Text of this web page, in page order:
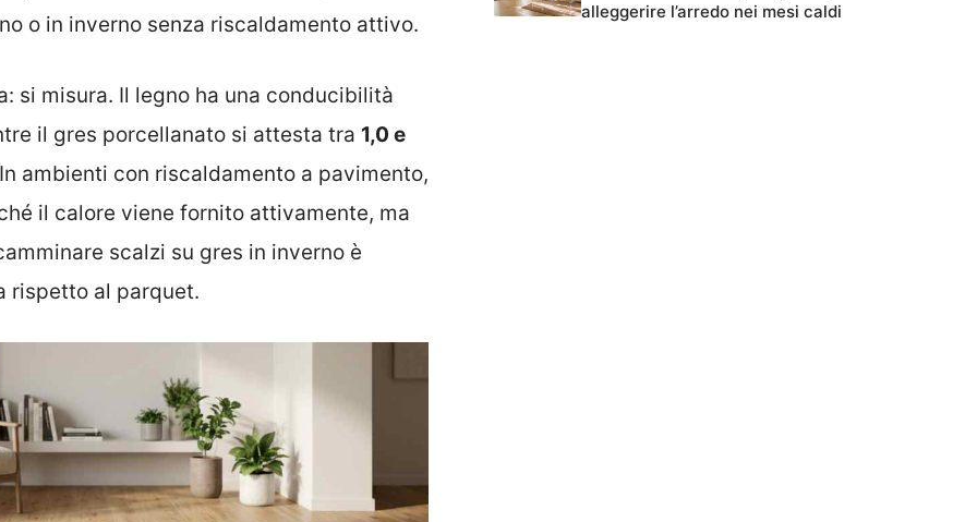
o in inverno senza riscaldamento attivo.
si misura. Il legno ha una conducibilità
il gres porcellanato si attesta tra 1,0 e
ambienti con riscaldamento a pavimento,
il calore viene fornito attivamente, ma
scalzi su gres in inverno è
rispetto al parquet.
alleggerire l’arredo nei mesi caldi